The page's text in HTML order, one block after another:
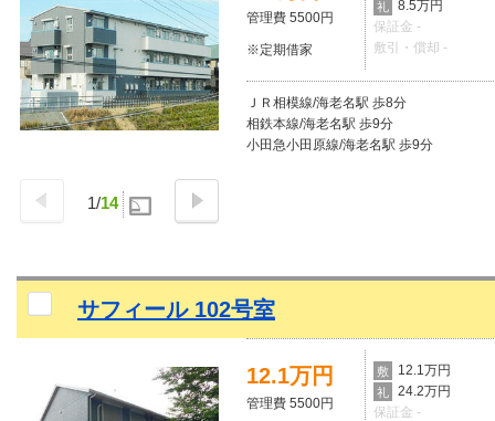
1/14
管理費 5500円
※定期借家
礼
8.5万円
保証金 -
敷引・償却 -
ＪＲ相模線/海老名駅 歩8分
相鉄本線/海老名駅 歩9分
小田急小田原線/海老名駅 歩9分
サフィール 102号室
12.1万円
管理費 5500円
敷 12.1万円
礼
24.2万円
保証金 -